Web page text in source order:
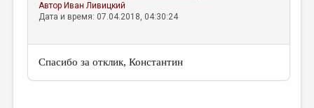
Автор Иван Ливицкий
Дата и время: 07.04.2018, 04:30:24
Спасибо за отклик, Константин